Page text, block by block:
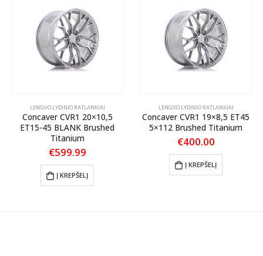
LENGVO LYDINIO RATLANKIAI
Concaver CVR1 20×10,5
ET15-45 BLANK Brushed
Titanium
€599.99
Į KREPŠELĮ
LENGVO LYDINIO RATLANKIAI
Concaver CVR1 19×8,5 ET45
5×112 Brushed Titanium
€400.00
Į KREPŠELĮ